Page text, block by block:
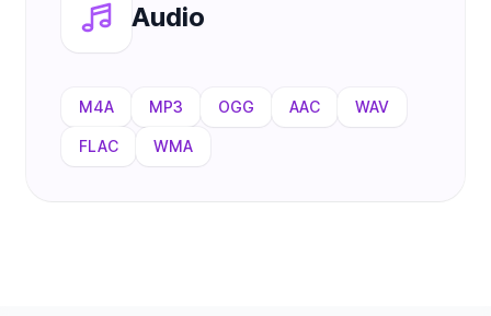
Audio
M4A MP3 OGG AAC WAV
FLAC WMA